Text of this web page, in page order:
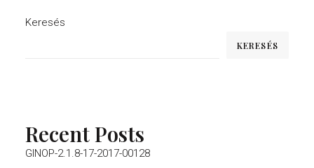
Keresés
KERESÉS
Recent Posts
GINOP-2.1.8-17-2017-00128